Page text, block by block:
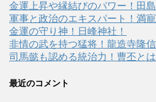
金運上昇や縁結びのパワー！田島
軍事と政治のエキスパート！満
金運の守り神！日峰神社！
非情の武を持つ猛将！龍造寺隆
司馬懿も認める統治力！曹丕とは
最近のコメント